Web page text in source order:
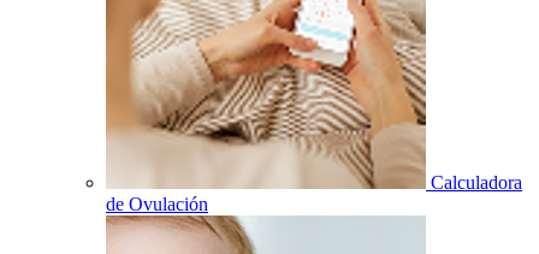
Calculadora
de Ovulación